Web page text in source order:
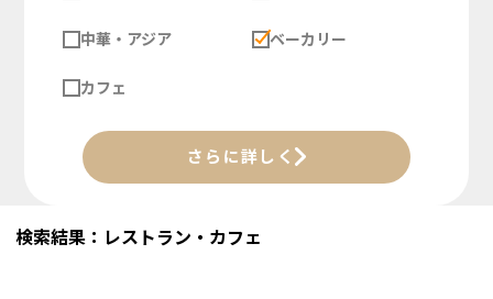
中華・アジア ベーカリー
カフェ
さらに詳しく
検索結果：レストラン・カフェ